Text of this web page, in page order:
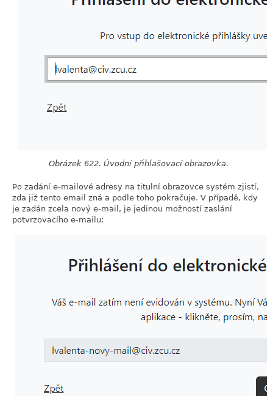
Obrázek 622. Úvodní přihlašovací obrazovka.
Po zadání e-mailové adresy na titulní obrazovce systém zjistí,
zda již tento email zná a podle toho pokračuje. V případě, kdy
je zadán zcela nový e-mail, je jedinou možností zaslání
potvrzovacího e-mailu: